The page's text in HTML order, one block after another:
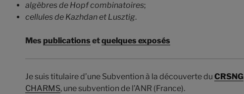
algèbres de Hopf combinatoires;
cellules de Kazhdan et Lusztig.
Mes publications etquelques exposés
Je suis titulaire d’une Subvention à la découverte du CRSNG
CHARMS, une subvention de l’ANR (France).